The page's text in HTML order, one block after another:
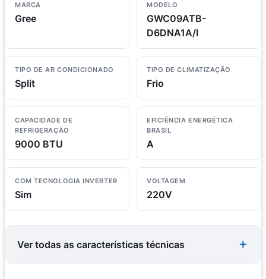
MARCA
Gree
MODELO
GWC09ATB-
D6DNA1A/I
TIPO DE AR CONDICIONADO
Split
TIPO DE CLIMATIZAÇÃO
Frio
CAPACIDADE DE
REFRIGERAÇÃO
9000 BTU
EFICIÊNCIA ENERGÉTICA
BRASIL
A
COM TECNOLOGIA INVERTER
Sim
VOLTAGEM
220V
Ver todas as características técnicas